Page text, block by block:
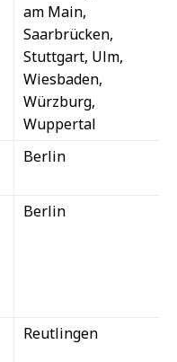
am Main,
Saarbrücken,
Stuttgart, Ulm,
Wiesbaden,
Würzburg,
Wuppertal
Berlin
Berlin
Reutlingen